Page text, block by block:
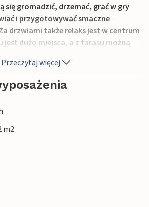
się gromadzić, drzemać, grać w gry
i przygotowywać smaczne
drzwiami także relaks jest w centrum
jest dużo miejsca, a z tarasu można
Można wybrać się na dobry spacer
jest też las.
Przeczytaj więcej
m2